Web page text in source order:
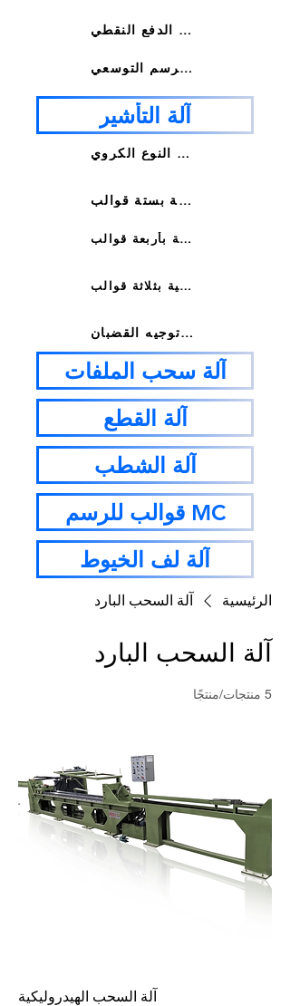
آلة سحب الدفع النقطي
آلة الرسم التوسعي
آلة التأشير
آلة التأشير من النوع الكروي
آلة توجيه هيدروليكية بستة قوالب
آلة توجيه هيدروليكية بأربعة قوالب
آلة توجيه هيدروليكية بثلاثة قوالب
آلة توجيه القضبان
آلة سحب الملفات
آلة القطع
آلة الشطب
قوالب للرسم MC
آلة لف الخيوط
الرئيسية آلة السحب البارد
آلة السحب البارد
5 منتجات/منتجًا
آلة السحب الهيدروليكية